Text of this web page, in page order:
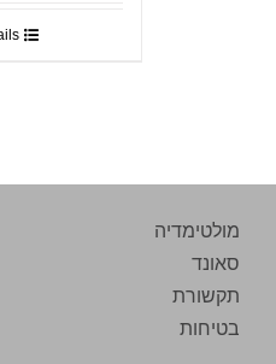
מולטימדיה
סאונד
תקשורת
בטיחות